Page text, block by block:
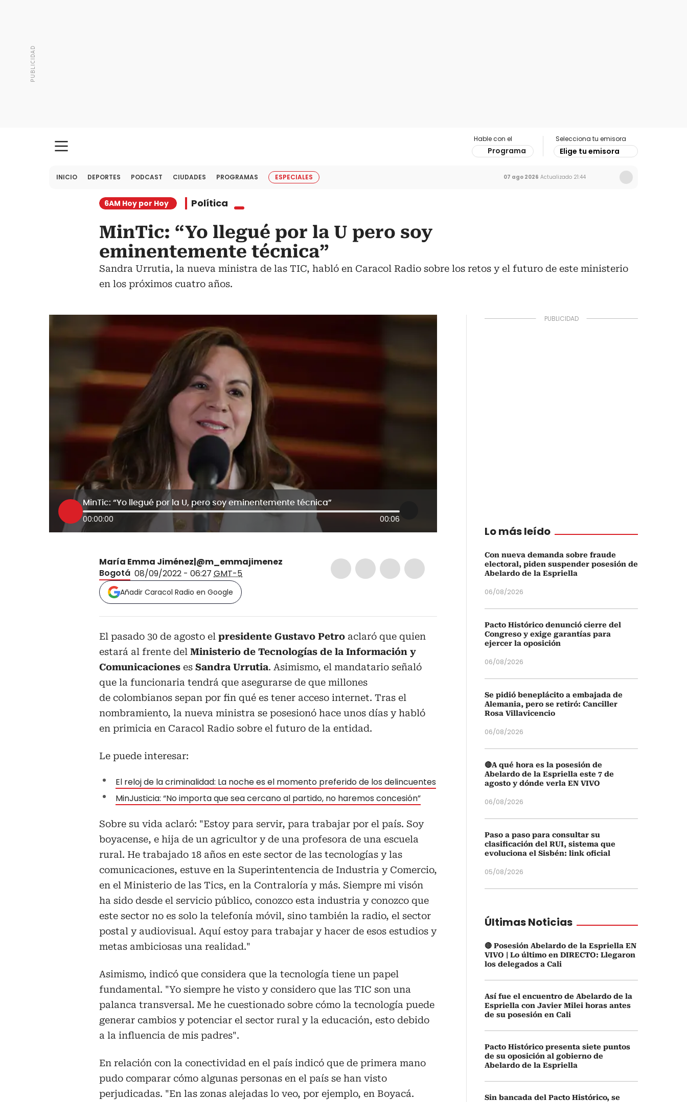
Hable con el
Programa
Selecciona tu emisora
Elige tu emisora
INICIO DEPORTES PODCAST CIUDADES PROGRAMAS ESPECIALES 07 ago 2026 Actualizado 21:44
6AM Hoy por Hoy Política
MinTic: “Yo llegué por la U pero soy
eminentemente técnica”
Sandra Urrutia, la nueva ministra de las TIC, habló en Caracol Radio sobre los retos y el futuro de este ministerio
en los próximos cuatro años.
MinTic: “Yo llegué por la U, pero soy eminentemente técnica”
00:00:00 00:06
María Emma Jiménez|@m_emmajimenez
Bogotá 08/09/2022 - 06:27 GMT-5
Añadir Caracol Radio en Google
El pasado 30 de agosto el presidente Gustavo Petro aclaró que quien
estará al frente del Ministerio de Tecnologías de la Información y
Comunicaciones es Sandra Urrutia. Asimismo, el mandatario señaló
que la funcionaria tendrá que asegurarse de que millones
de colombianos sepan por fin qué es tener acceso internet. Tras el
nombramiento, la nueva ministra se posesionó hace unos días y habló
en primicia en Caracol Radio sobre el futuro de la entidad.
Le puede interesar:
El reloj de la criminalidad: La noche es el momento preferido de los delincuentes
MinJusticia: “No importa que sea cercano al partido, no haremos concesión”
Sobre su vida aclaró: "Estoy para servir, para trabajar por el país. Soy
boyacense, e hija de un agricultor y de una profesora de una escuela
rural. He trabajado 18 años en este sector de las tecnologías y las
comunicaciones, estuve en la Superintentencia de Industria y Comercio,
en el Ministerio de las Tics, en la Contraloría y más. Siempre mi visón
ha sido desde el servicio público, conozco esta industria y conozco que
este sector no es solo la telefonía móvil, sino también la radio, el sector
postal y audiovisual. Aquí estoy para trabajar y hacer de esos estudios y
metas ambiciosas una realidad."
Asimismo, indicó que considera que la tecnología tiene un papel
fundamental. "Yo siempre he visto y considero que las TIC son una
palanca transversal. Me he cuestionado sobre cómo la tecnología puede
generar cambios y potenciar el sector rural y la educación, esto debido
a la influencia de mis padres".
En relación con la conectividad en el país indicó que de primera mano
pudo comparar cómo algunas personas en el país se han visto
perjudicadas. "En las zonas alejadas lo veo, por ejemplo, en Boyacá.
Lo más leído
Con nueva demanda sobre fraude
electoral, piden suspender posesión de
Abelardo de la Espriella
06/08/2026
Pacto Histórico denunció cierre del
Congreso y exige garantías para
ejercer la oposición
06/08/2026
Se pidió beneplácito a embajada de
Alemania, pero se retiró: Canciller
Rosa Villavicencio
06/08/2026
🔴A qué hora es la posesión de
Abelardo de la Espriella este 7 de
agosto y dónde verla EN VIVO
06/08/2026
Paso a paso para consultar su
clasificación del RUI, sistema que
evoluciona el Sisbén: link oficial
05/08/2026
Últimas Noticias
🔴 Posesión Abelardo de la Espriella EN
VIVO | Lo último en DIRECTO: Llegaron
los delegados a Cali
Así fue el encuentro de Abelardo de la
Espriella con Javier Milei horas antes
de su posesión en Cali
Pacto Histórico presenta siete puntos
de su oposición al gobierno de
Abelardo de la Espriella
Sin bancada del Pacto Histórico, se